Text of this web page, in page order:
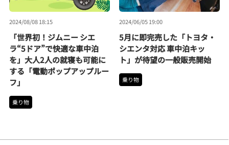
2024/08/08 18:15
「世界初！ジムニー シエ
ラ“5ドア”で快適な車中泊
を」大人2人の就寝も可能に
する「電動ポップアップルー
フ」
乗り物
2024/06/05 19:00
5月に即完売した「トヨタ・
シエンタ対応 車中泊キッ
ト」が待望の一般販売開始
乗り物